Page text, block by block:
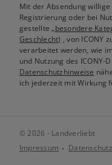
Mit der Absendung
Registrierung oder bei
gestellte„besondere
Geschlecht) , von ICONY
verarbeitet werden, wie
und Nutzung des ICONY-
Datenschutzhinweise
ich jederzeit mit Wirkung
© 2026 - Landverliebt
Impressum
Datenschutz